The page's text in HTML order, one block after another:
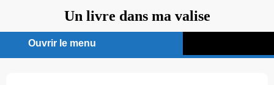
contenu
Un livre dans ma valise
Ouvrir le menu